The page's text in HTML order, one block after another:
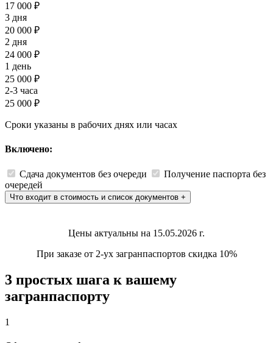
17 000 ₽
3 дня
20 000 ₽
2 дня
24 000 ₽
1 день
25 000 ₽
2-3 часа
25 000 ₽
Сроки указаны в рабочих днях или часах
Включено:
Сдача документов без очереди
Получение паспорта без
очередей
Что входит в стоимость и список документов +
Цены актуальны на 15.05.2026 г.
При заказе от 2-ух загранпаспортов скидка 10%
3 простых шага к вашему
загранпаспорту
1